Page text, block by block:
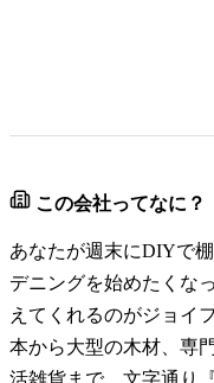
この会社ってなに？
あなたが週末にDIYで
デニングを始めたくな
えてくれるのがジョイ
本から大型の木材、専
活雑貨まで、文字通り